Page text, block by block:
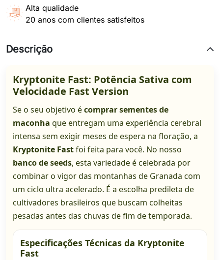
Alta qualidade
20 anos com clientes satisfeitos
Descrição
Kryptonite Fast: Potência Sativa com
Velocidade Fast Version
Se o seu objetivo écomprar sementes de
maconha que entregam uma experiência cerebral
intensa sem exigir meses de espera na floração, a
Kryptonite Fastfoi feita para você. No nosso
banco de seeds, esta variedade é celebrada por
combinar o vigor das montanhas de Granada com
um ciclo ultra acelerado. É a escolha predileta de
cultivadores brasileiros que buscam colheitas
pesadas antes das chuvas de fim de temporada.
Especificações Técnicas da Kryptonite
Fast